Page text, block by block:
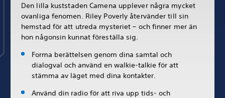
Den lilla kuststaden Camena upplever några mycket
ovanliga fenomen. Riley Poverly återvänder till sin
hemstad för att utreda mysteriet – och finner mer än
hon någonsin kunnat föreställa sig.
Forma berättelsen genom dina samtal och
dialogval och använd en walkie-talkie för att
stämma av läget med dina kontakter.
Använd din radio för att riva upp tids- och